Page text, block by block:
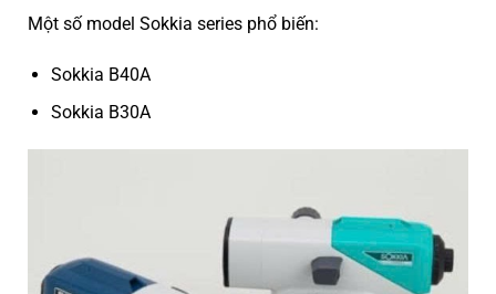
Một số model Sokkia series phổ biến:
Sokkia B40A
Sokkia B30A